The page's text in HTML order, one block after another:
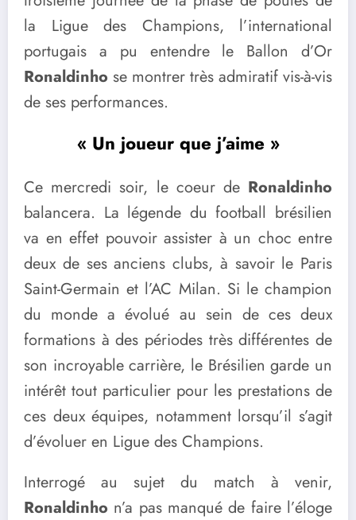
la Ligue des Champions, l’international
portugais a pu entendre le Ballon d’Or
Ronaldinho se montrer très admiratif vis-à-vis
de ses performances.
« Un joueur que j’aime »
Ce mercredi soir, le coeur de Ronaldinho
balancera. La légende du football brésilien
va en effet pouvoir assister à un choc entre
deux de ses anciens clubs, à savoir le Paris
Saint-Germain et l’AC Milan. Si le champion
du monde a évolué au sein de ces deux
formations à des périodes très différentes de
son incroyable carrière, le Brésilien garde un
intérêt tout particulier pour les prestations de
ces deux équipes, notamment lorsqu’il s’agit
d’évoluer en Ligue des Champions.
Interrogé au sujet du match à venir,
Ronaldinho n’a pas manqué de faire l’éloge